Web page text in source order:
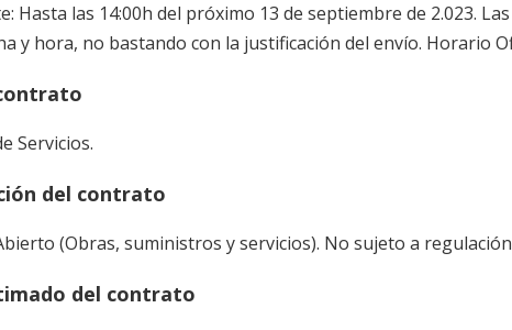
Hasta las 14:00h del próximo 13 de septiembre de 2.023.
y hora, no bastando con la justificación del envío. Horario
Servicios.
del contrato
(Obras, suministros y servicios). No sujeto a
del contrato